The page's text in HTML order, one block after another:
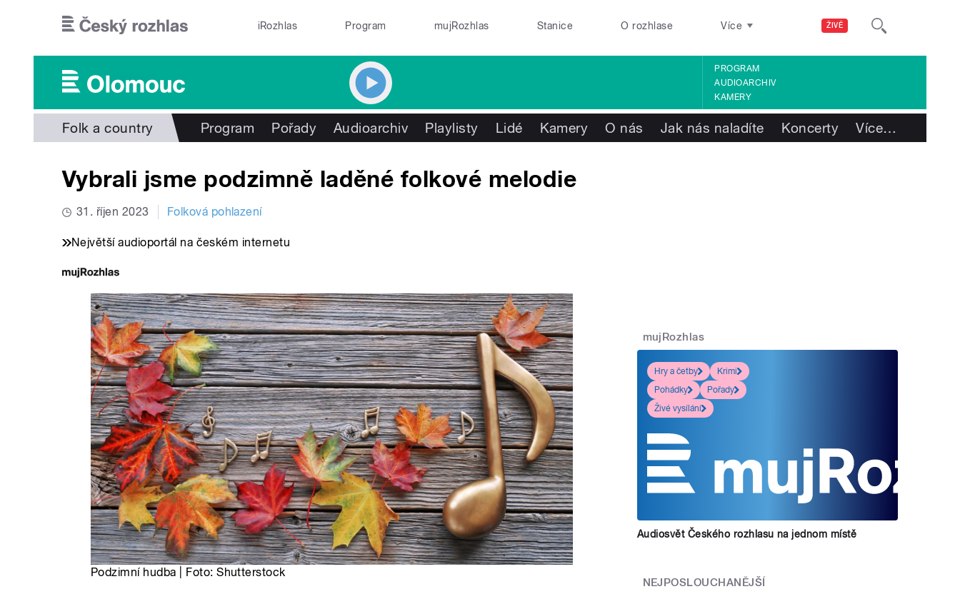
ŽIVĚ
iRozhlas Program mujRozhlas Stanice O rozhlase Více
PROGRAM
AUDIOARCHIV
KAMERY
Folk a country Program Pořady Audioarchiv Playlisty Lidé Kamery O nás Jak nás naladíte Koncerty Více…
Vybrali jsme podzimně laděné folkové melodie
31. říjen 2023 Folková pohlazení
Největší audioportál na českém internetu
Podzimní hudba | Foto: Shutterstock
mujRozhlas
Hry a četby
Krimi
Pohádky
Pořady
Živé vysílání
Audiosvět Českého rozhlasu na jednom místě
NEJPOSLOUCHANĚJŠÍ